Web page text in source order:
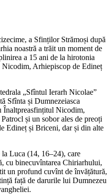
a Sfinților Strămoși după
noastră a trăit un moment de
a 15 ani de la hirotonia
Arhiepiscop de Edineț
„Sfîntul Ierarh Nicolae”
Sfînta și Dumnezeiasca
Înaltpreasfințitul Nicodim,
și un sobor ales de preoți
Edineț și Briceni, dar și din alte
Luca (14, 16–24), care
cu binecuvîntarea Chiriarhului,
un profund cuvînt de învățătură,
față de darurile lui Dumnezeu